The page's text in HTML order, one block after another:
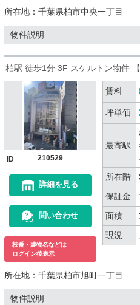
所在地： 千葉県柏市中央一丁目
物件説明
柏駅 徒歩1分 3F スケルトン物件 【
ID 210529
詳細を見る
問い合わせ
枝番・建物名などは
ログイン後表示
賃料
坪単価
最寄駅
所在階
保証金
面積
現況
所在地： 千葉県柏市旭町一丁目
物件説明